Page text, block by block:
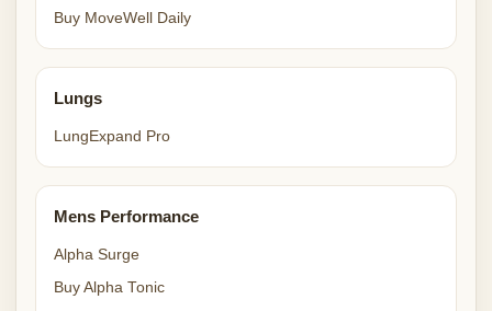
Buy MoveWell Daily
Lungs
LungExpand Pro
Mens Performance
Alpha Surge
Buy Alpha Tonic